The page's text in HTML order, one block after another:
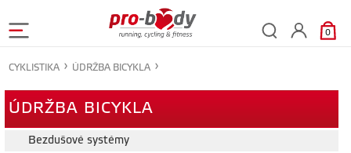
0
ÚDRŽBA BICYKLA
Bezdušové systémy
CYKLISTIKA ÚDRŽBA BICYKLA